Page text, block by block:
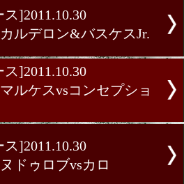
10月の海外ニュース
ース]2011.10.30
★カルデロン&バスケ
ース]2011.10.30
★マルケスvsコンセプ